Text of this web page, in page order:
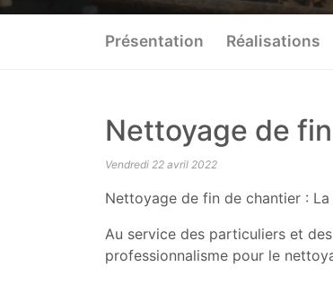
Présentation Réalisations
Nettoyage de
Vendredi 22 avril 2022
Nettoyage de fin de chantier :
Au service des particuliers et
professionnalisme pour le